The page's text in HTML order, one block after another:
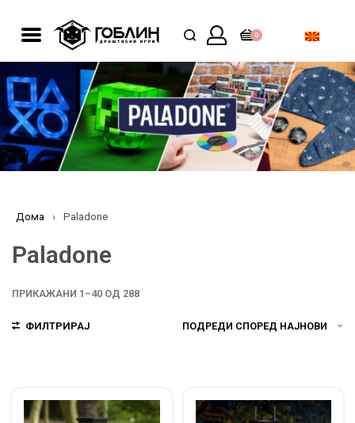
0
Дома › Paladone
Paladone
ПРИКАЖАНИ 1–40 ОД 288
ФИЛТРИРАЈ ПОДРЕДИ СПОРЕД НАЈНОВИ